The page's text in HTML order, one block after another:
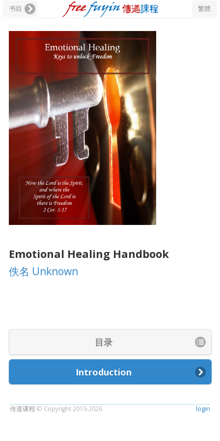
书目 繁體
Emotional Healing Handbook
佚名 Unknown
目录
Introduction
传道课程 © Copyright 2015-2026 login